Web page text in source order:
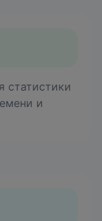
статистики
и